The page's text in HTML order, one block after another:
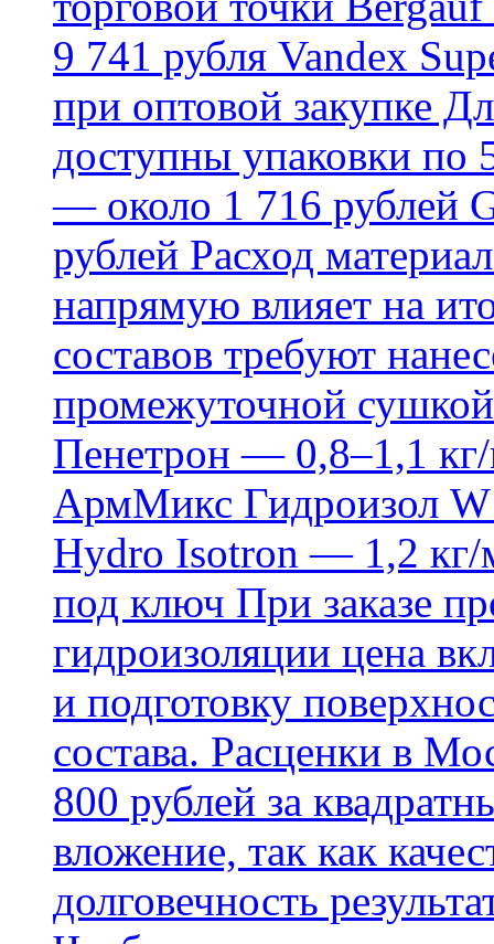
9 741 рубля Vandex
при оптовой закупке
доступны упаковки по
— около 1 716 рублей
рублей Расход
напрямую влияет на
составов требуют
промежуточной
Пенетрон — 0,8–1,1 кг/
АрмМикс Гидроизол
Hydro Isotron — 1,2 кг/
под ключ При заказе
гидроизоляции цена
и подготовку
состава. Расценки в
800 рублей за
вложение, так как
долговечность